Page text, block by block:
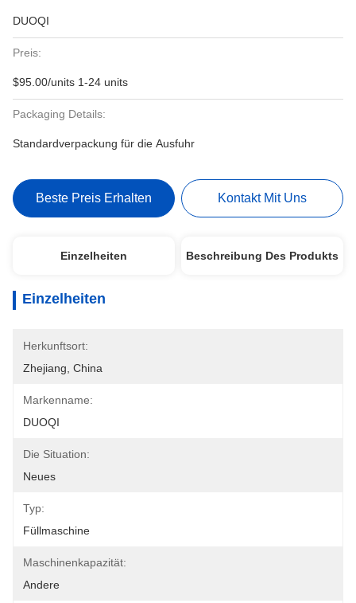
DUOQI
Preis:
$95.00/units 1-24 units
Packaging Details:
Standardverpackung für die Ausfuhr
Beste Preis Erhalten Kontakt Mit Uns
Einzelheiten Beschreibung Des Produkts
Einzelheiten
Herkunftsort:
Zhejiang, China
Markenname:
DUOQI
Die Situation:
Neues
Typ:
Füllmaschine
Maschinenkapazität:
Andere